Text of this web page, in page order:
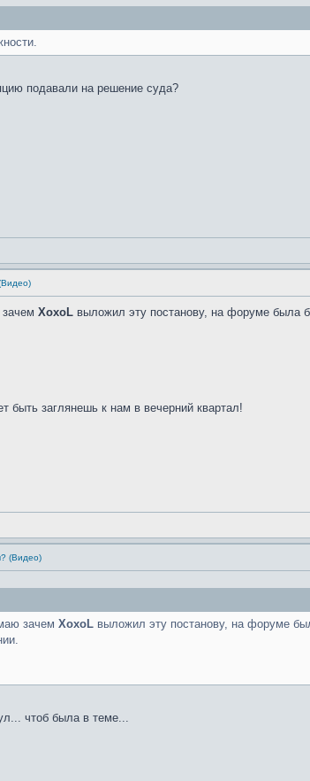
подавали на решение суда?
XoxoL выложил эту постанову, на форуме была
быть заглянешь к нам в вечерний квартал!
(Видео)
зачем XoxoL выложил эту постанову, на форуме
чтоб была в теме...